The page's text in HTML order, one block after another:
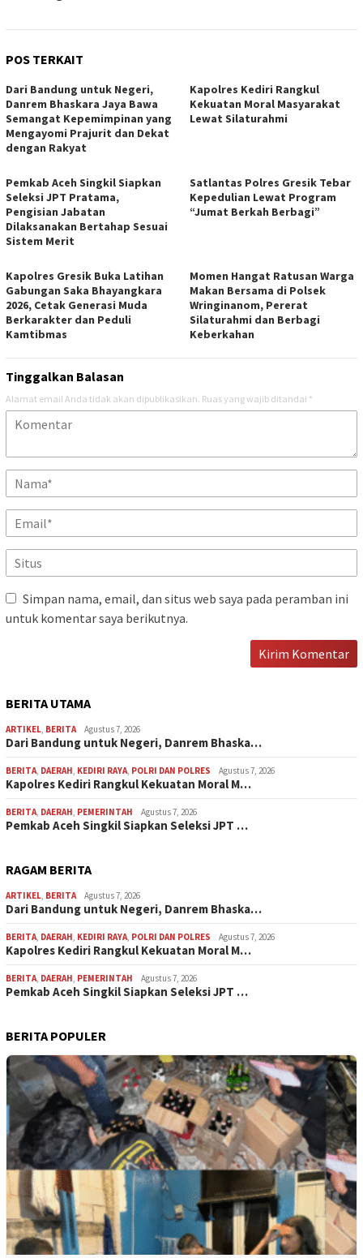
POS TERKAIT
Dari Bandung untuk Negeri,
Danrem Bhaskara Jaya Bawa
Semangat Kepemimpinan yang
Mengayomi Prajurit dan Dekat
dengan Rakyat
Kapolres Kediri Rangkul
Kekuatan Moral Masyarakat
Lewat Silaturahmi
Pemkab Aceh Singkil Siapkan
Seleksi JPT Pratama,
Pengisian Jabatan
Dilaksanakan Bertahap Sesuai
Sistem Merit
Satlantas Polres Gresik Tebar
Kepedulian Lewat Program
“Jumat Berkah Berbagi”
Kapolres Gresik Buka Latihan
Gabungan Saka Bhayangkara
2026, Cetak Generasi Muda
Berkarakter dan Peduli
Kamtibmas
Momen Hangat Ratusan Warga
Makan Bersama di Polsek
Wringinanom, Pererat
Silaturahmi dan Berbagi
Keberkahan
Tinggalkan Balasan
Alamat email Anda tidak akan dipublikasikan. Ruas yang wajib ditandai *
Simpan nama, email, dan situs web saya pada peramban ini
untuk komentar saya berikutnya.
BERITA UTAMA
ARTIKEL BERITA Agustus 7, 2026
Dari Bandung untuk Negeri, Danrem Bhaska…
BERITA DAERAH KEDIRI RAYA POLRI DAN POLRES Agustus 7, 2026
Kapolres Kediri Rangkul Kekuatan Moral M…
BERITA DAERAH PEMERINTAH Agustus 7, 2026
Pemkab Aceh Singkil Siapkan Seleksi JPT …
RAGAM BERITA
ARTIKEL BERITA Agustus 7, 2026
Dari Bandung untuk Negeri, Danrem Bhaska…
BERITA DAERAH KEDIRI RAYA POLRI DAN POLRES Agustus 7, 2026
Kapolres Kediri Rangkul Kekuatan Moral M…
BERITA DAERAH PEMERINTAH Agustus 7, 2026
Pemkab Aceh Singkil Siapkan Seleksi JPT …
BERITA POPULER